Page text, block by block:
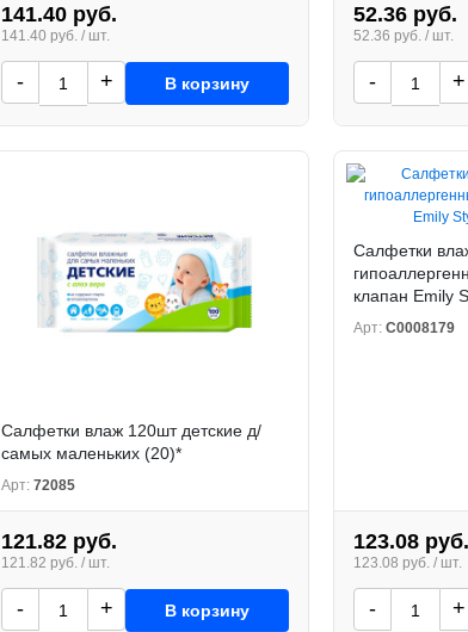
141.40 руб.
141.40 руб. / шт.
- + В корзину
52.36 руб.
52.36 руб. / шт.
- +
Салфетки влаж 120шт детские д/
самых маленьких (20)*
Арт: 72085
121.82 руб.
121.82 руб. / шт.
- + В корзину
Салфетки
клапан Emily
Арт: С0008179
123.08 руб.
123.08 руб. / шт.
- +